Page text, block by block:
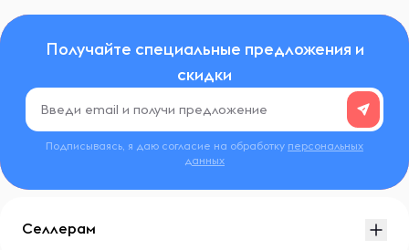
Получайте специальные предложения и
скидки
Подписываясь, я даю согласие на обработку персональных
данных
Селлерам